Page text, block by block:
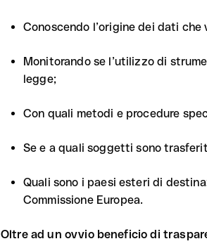
Conoscendo l’origine dei dati
Monitorando se l’utilizzo di
legge;
Con quali metodi e procedure
Se e a quali soggetti sono
Quali sono i paesi esteri di
Commissione Europea.
Oltre ad un ovvio beneficio di